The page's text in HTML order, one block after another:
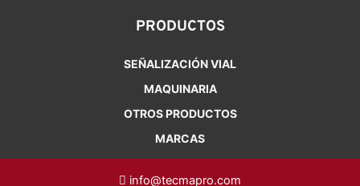
PRODUCTOS
SEÑALIZACIÓN VIAL
MAQUINARIA
OTROS PRODUCTOS
MARCAS
info@tecmapro.com